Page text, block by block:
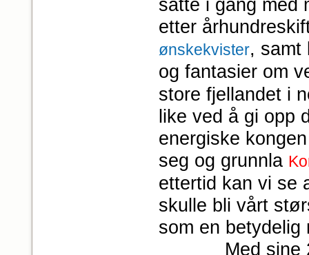
satte i gang med
etter
ønskekvister, samt
og fantasier om
store fjellandet i
like ved å gi opp
energiske
seg og grunnla
ettertid kan vi se
skulle bli vårt
som en
Med sine 25